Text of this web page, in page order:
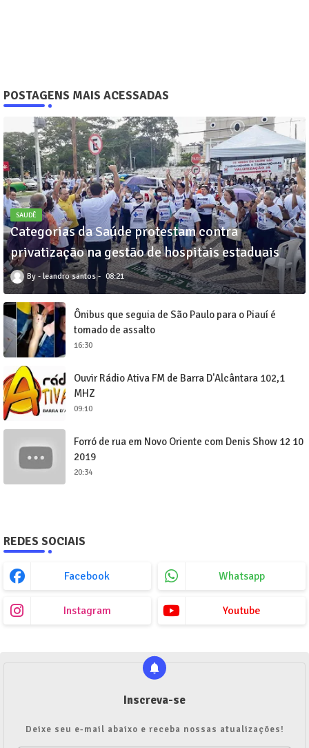
POSTAGENS MAIS ACESSADAS
SAUDÊ
Categorias da Saúde protestam contra
privatização na gestão de hospitais estaduais
leandro santos 08:21
Ônibus que seguia de São Paulo para o Piauí é
tomado de assalto
16:30
Ouvir Rádio Ativa FM de Barra D'Alcântara 102,1
MHZ
09:10
Forró de rua em Novo Oriente com Denis Show 12 10
2019
20:34
REDES SOCIAIS
Facebook Whatsapp
Instagram Youtube
Inscreva-se
Deixe seu e-mail abaixo e receba nossas atualizações!